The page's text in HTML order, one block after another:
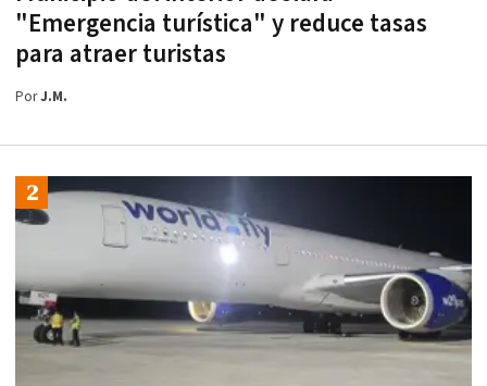
"Emergencia turística" y reduce tasas
para atraer turistas
PorJ.M.